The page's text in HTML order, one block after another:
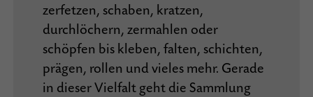
zerfetzen, schaben, kratzen,
durchlöchern, zermahlen oder
schöpfen bis kleben, falten, schichten,
prägen, rollen und vieles mehr. Gerade
in dieser Vielfalt geht die Sammlung